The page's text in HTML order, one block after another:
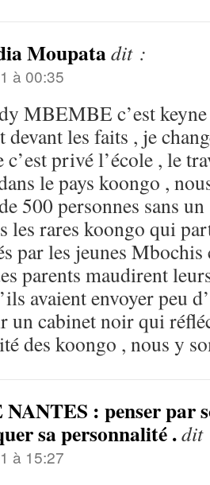
Moupatadit :
à 00:35
MBEMBE c’est
devant les faits , je
c’est privé l’école , le
le pays koongo ,
500 personnes sans
les rares koongo qui
par les jeunes Mbochis
parents maudirent
avaient envoyer peu
un cabinet noir qui
des koongo , nous y
: penser par
sa personnalité .dit
à 15:27